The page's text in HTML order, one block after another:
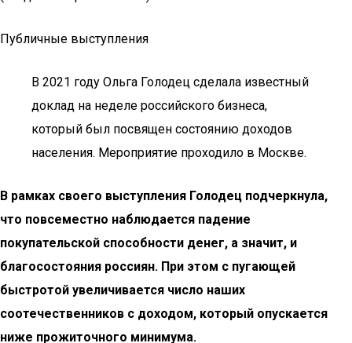
Публичные выступления
В 2021 году Ольга Голодец сделала известный
доклад на неделе российского бизнеса,
который был посвящен состоянию доходов
населения. Мероприятие проходило в Москве.
В рамках своего выступления Голодец подчеркнула,
что повсеместно наблюдается падение
покупательской способности денег, а значит, и
благосостояния россиян. При этом с пугающей
быстротой увеличивается число наших
соотечественников с доходом, который опускается
ниже прожиточного минимума.